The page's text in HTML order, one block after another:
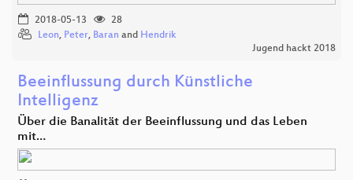
2018-05-13
28
Leon, Peter, Baran and Hendrik
Jugend hackt 2018
Beeinflussung durch Künstliche
Intelligenz
Über die Banalität der Beeinflussung und das Leben
mit…